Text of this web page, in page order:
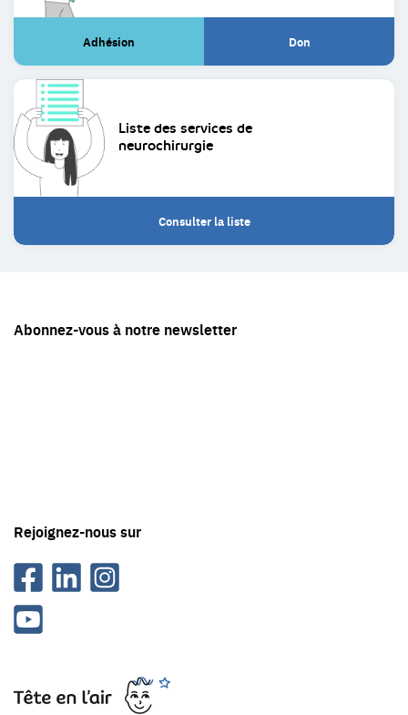
Adhésion
(Lien Don
(Lien
Liste des services de
neurochirurgie
Consulter la liste
Tête
en
Rejoignez-nous sur
FacebookLinkedinInstagram
Youtube
Abonnez-vous à notre newsletter